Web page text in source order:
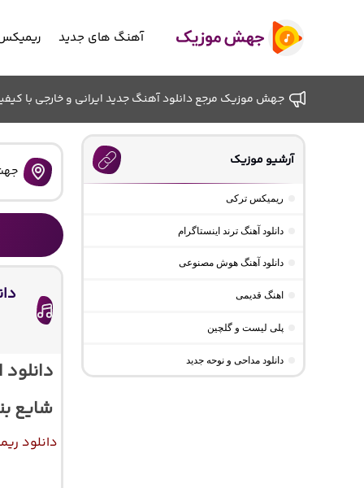
آهنگ های جدید
جهش موزیک مرجع دانلود آهنگ جدید ایرانی و خارجی با
شایع
دانلود
آرشیو موزیک
ریمیکس ترکی
دانلود آهنگ ترند اینستاگرام
دانلود آهنگ هوش مصنوعی
اهنگ قدیمی
پلی لیست و گلچین
دانلود مداحی و نوحه جدید